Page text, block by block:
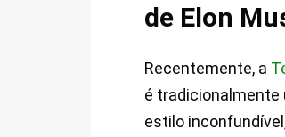
de Elon
Recentemente, a
é tradicionalmente
estilo